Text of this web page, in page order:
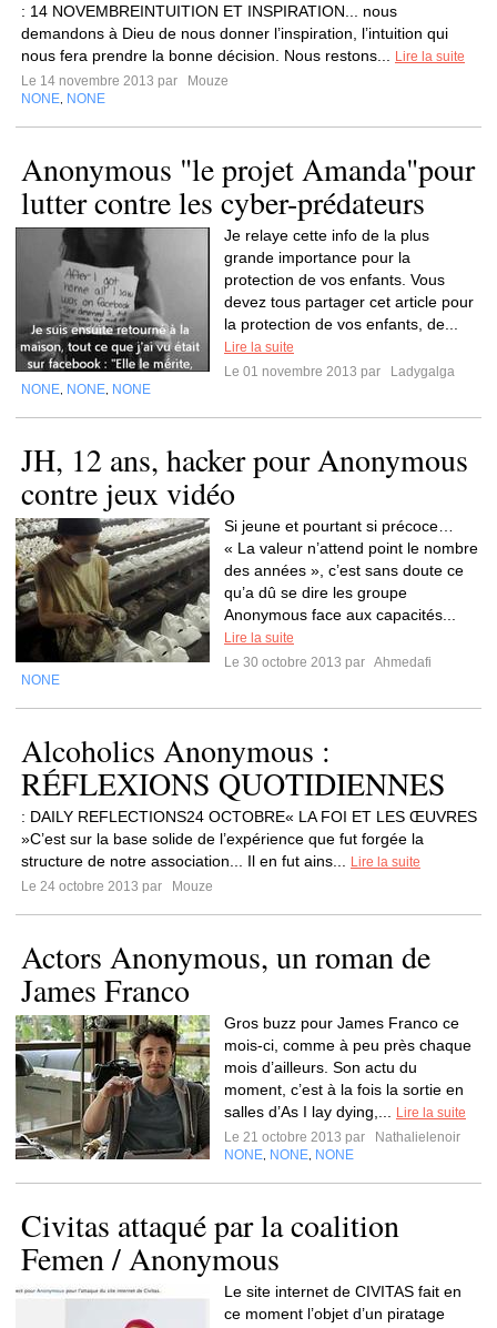
: 14 NOVEMBREINTUITION ET INSPIRATION... nous
demandons à Dieu de nous donner l’inspiration, l’intuition qui
nous fera prendre la bonne décision. Nous restons...
Lire la suite
Le 14 novembre 2013 par
Mouze
NONE NONE
Anonymous "le projet Amanda"pour
lutter contre les cyber-prédateurs
Je relaye cette info de la plus
grande importance pour la
protection de vos enfants. Vous
devez tous partager cet article pour
la protection de vos enfants, de...
Lire la suite
Le 01 novembre 2013 par
Ladygalga
NONE NONE NONE
JH, 12 ans, hacker pour Anonymous
contre jeux vidéo
Si jeune et pourtant si précoce…
« La valeur n’attend point le nombre
des années », c’est sans doute ce
qu’a dû se dire les groupe
Anonymous face aux capacités...
Lire la suite
Le 30 octobre 2013 par Ahmedafi
NONE
Alcoholics Anonymous :
RÉFLEXIONS QUOTIDIENNES
: DAILY REFLECTIONS24 OCTOBRE« LA FOI ET LES ŒUVRES
»C’est sur la base solide de l’expérience que fut forgée la
structure de notre association... Il en fut ains...
Lire la suite
Le 24 octobre 2013 par
Mouze
Actors Anonymous, un roman de
James Franco
Gros buzz pour James Franco ce
mois-ci, comme à peu près chaque
mois d’ailleurs. Son actu du
moment, c’est à la fois la sortie en
salles d’As I lay dying,...
Lire la suite
Le 21 octobre 2013 par
Nathalielenoir
NONE NONE NONE
Civitas attaqué par la coalition
Femen / Anonymous
Le site internet de CIVITAS fait en
ce moment l’objet d’un piratage